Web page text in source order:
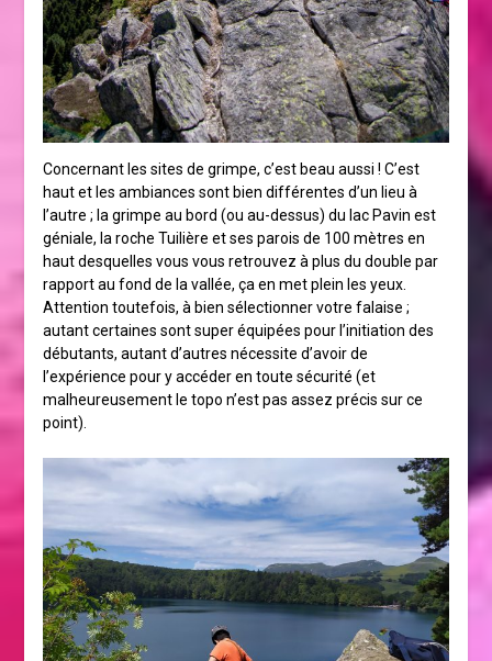
Concernant les sites de grimpe, c’est beau aussi ! C’est
haut et les ambiances sont bien différentes d’un lieu à
l’autre ; la grimpe au bord (ou au-dessus) du lac Pavin est
géniale, la roche Tuilière et ses parois de 100 mètres en
haut desquelles vous vous retrouvez à plus du double par
rapport au fond de la vallée, ça en met plein les yeux.
Attention toutefois, à bien sélectionner votre falaise ;
autant certaines sont super équipées pour l’initiation des
débutants, autant d’autres nécessite d’avoir de
l’expérience pour y accéder en toute sécurité (et
malheureusement le topo n’est pas assez précis sur ce
point).